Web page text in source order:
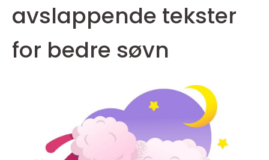
avslappende tekster
for bedre søvn